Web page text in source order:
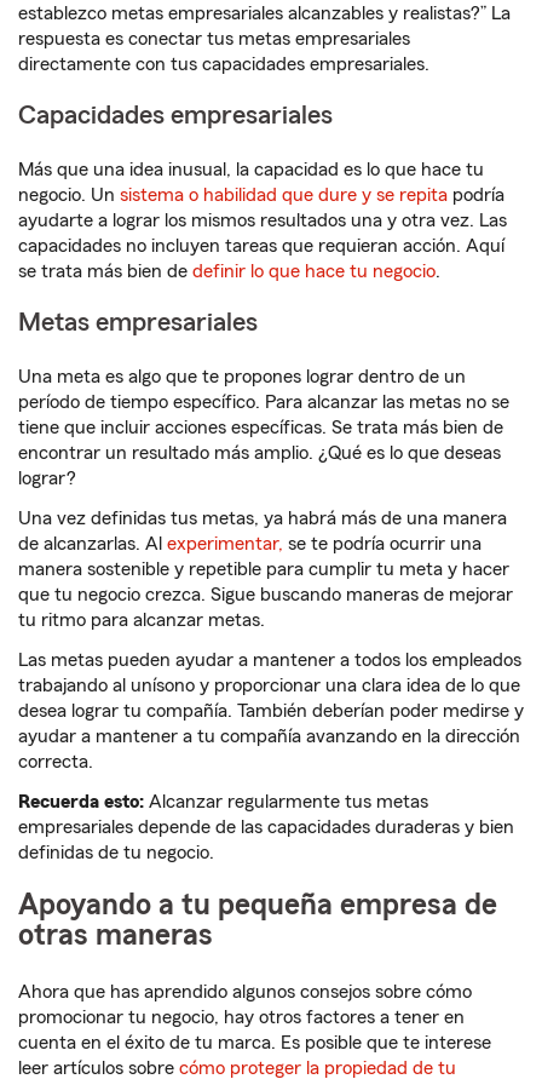
establezco metas empresariales alcanzables y realistas?” La
respuesta es conectar tus metas empresariales
directamente con tus capacidades empresariales.
Capacidades empresariales
Más que una idea inusual, la capacidad es lo que hace tu
negocio. Un sistema o habilidad que dure y se repita podría
ayudarte a lograr los mismos resultados una y otra vez. Las
capacidades no incluyen tareas que requieran acción. Aquí
se trata más bien de definir lo que hace tu negocio.
Metas empresariales
Una meta es algo que te propones lograr dentro de un
período de tiempo específico. Para alcanzar las metas no se
tiene que incluir acciones específicas. Se trata más bien de
encontrar un resultado más amplio. ¿Qué es lo que deseas
lograr?
Una vez definidas tus metas, ya habrá más de una manera
de alcanzarlas. Al experimentar, se te podría ocurrir una
manera sostenible y repetible para cumplir tu meta y hacer
que tu negocio crezca. Sigue buscando maneras de mejorar
tu ritmo para alcanzar metas.
Las metas pueden ayudar a mantener a todos los empleados
trabajando al unísono y proporcionar una clara idea de lo que
desea lograr tu compañía. También deberían poder medirse y
ayudar a mantener a tu compañía avanzando en la dirección
correcta.
Recuerda esto: Alcanzar regularmente tus metas
empresariales depende de las capacidades duraderas y bien
definidas de tu negocio.
Apoyando a tu pequeña empresa de
otras maneras
Ahora que has aprendido algunos consejos sobre cómo
promocionar tu negocio, hay otros factores a tener en
cuenta en el éxito de tu marca. Es posible que te interese
leer artículos sobre cómo proteger la propiedad de tu